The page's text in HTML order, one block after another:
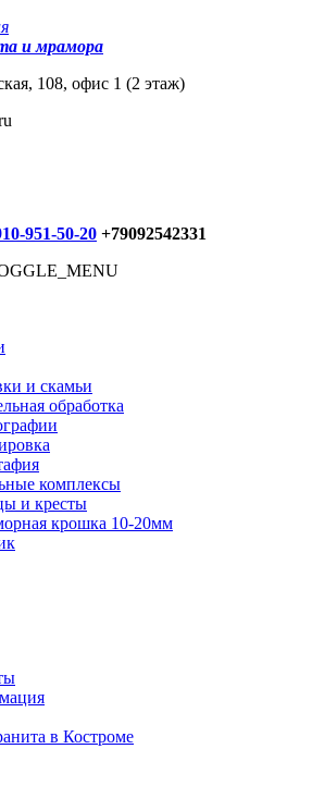
и мрамора
108, офис 1 (2 этаж)
951-50-20 +79092542331
и скамьи
обработка
комплексы
и кресты
крошка 10-20мм
в Костроме